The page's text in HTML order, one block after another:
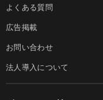
よくある質問
広告掲載
お問い合わせ
法人導入について